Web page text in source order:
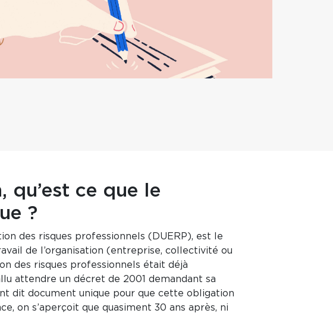
qu’est ce que le
?
des risques professionnels (DUERP), est le
de l’organisation (entreprise, collectivité ou
des risques professionnels était déjà
attendre un décret de 2001 demandant sa
dit document unique pour que cette obligation
on s’aperçoit que quasiment 30 ans après, ni